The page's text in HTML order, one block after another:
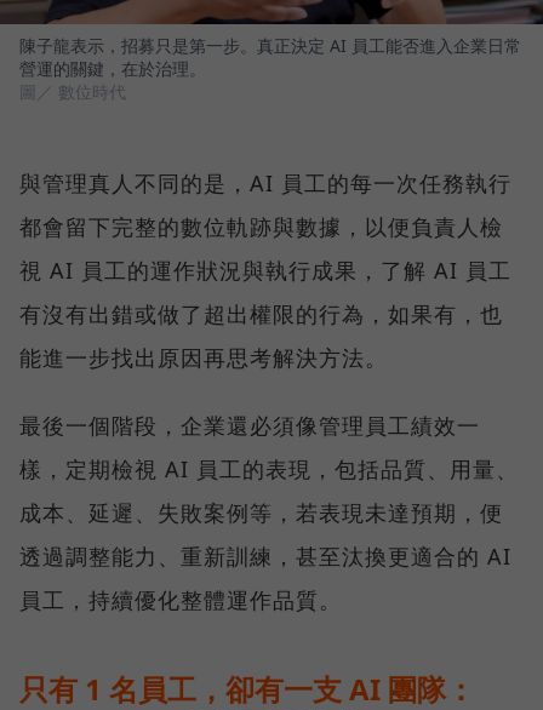
陳子龍表示，招募只是第一步。真正決定 AI 員工能否進入企業日常
營運的關鍵，在於治理。
圖／ 數位時代
與管理真人不同的是，AI 員工的每一次任務執行
都會留下完整的數位軌跡與數據，以便負責人檢
視 AI 員工的運作狀況與執行成果，了解 AI 員工
有沒有出錯或做了超出權限的行為，如果有，也
能進一步找出原因再思考解決方法。
最後一個階段，企業還必須像管理員工績效一
樣，定期檢視 AI 員工的表現，包括品質、用量、
成本、延遲、失敗案例等，若表現未達預期，便
透過調整能力、重新訓練，甚至汰換更適合的 AI
員工，持續優化整體運作品質。
只有 1 名員工，卻有一支 AI 團隊：